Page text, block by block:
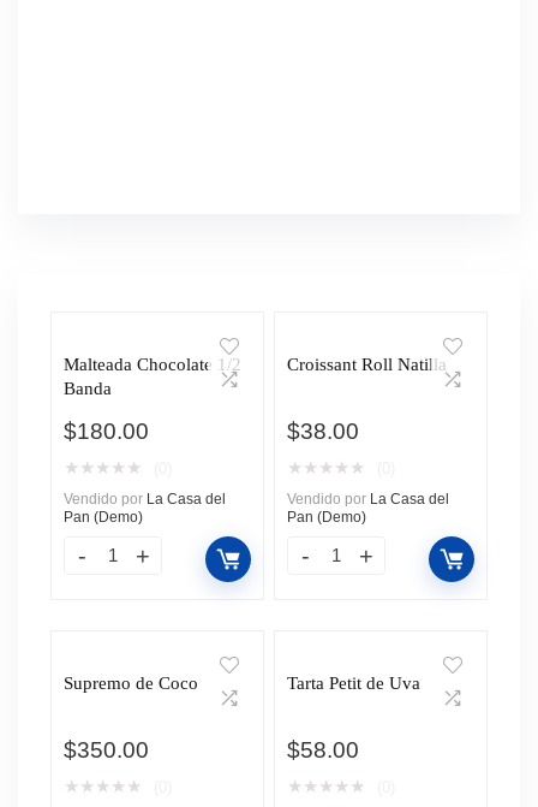
Malteada Chocolate 1/2
Banda
$180.00
★ ★ ★ ★ ★
Vendido por La Casa del
Pan (Demo)
Croissant Roll Natilla
$38.00
★ ★ ★ ★ ★
Vendido por La Casa del
Pan (Demo)
Supremo de Coco
$350.00
★ ★ ★ ★ ★
Tarta Petit de Uva
$58.00
★ ★ ★ ★ ★